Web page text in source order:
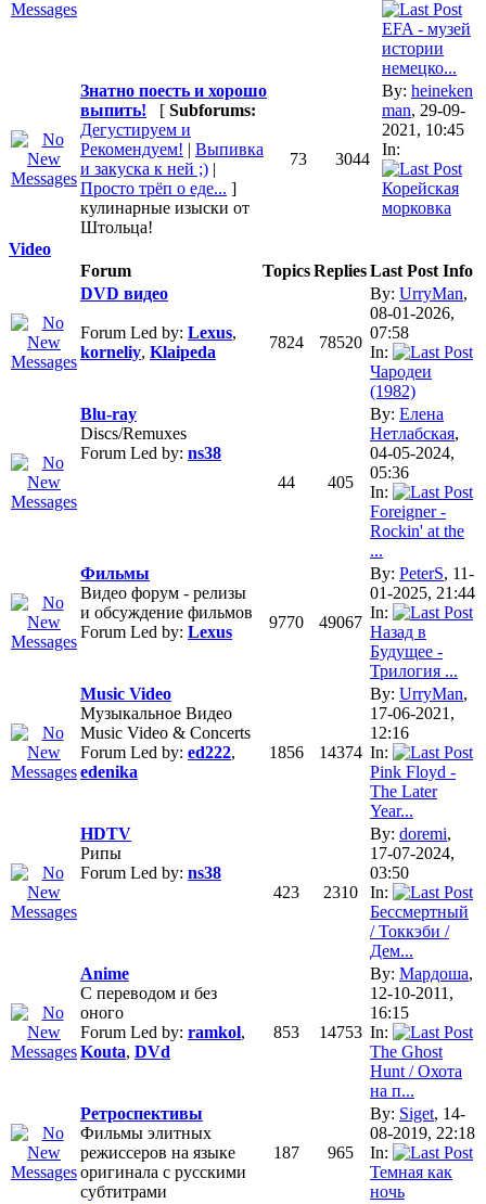
EFA - музей
истории
немецко...
Знатно поесть и хорошо
выпить!
[ Subforums:
Дегустируем и
Рекомендуем! | Выпивка
и закуска к ней ;) |
Просто трёп о еде... ]
кулинарные изыски от
Штольца!
73 3044
By: heineken
man, 29-09-
2021, 10:45
In:
Корейская
морковка
Video
Forum
TopicsRepliesLast Post Info
DVD видео
Forum Led by: Lexus,
korneliy, Klaipeda
7824 78520
By: UrryMan,
08-01-2026,
07:58
In:
Чародеи
(1982)
Blu-ray
Discs/Remuxes
Forum Led by: ns38
44
405
By: Елена
Нетлабская,
04-05-2024,
05:36
In:
Foreigner -
Rockin' at the
...
Фильмы
Видео форум - релизы
и обсуждение фильмов
Forum Led by: Lexus
9770 49067
By: PeterS, 11-
01-2025, 21:44
In:
Назад в
Будущее -
Трилогия ...
Music Video
Музыкальное Видео
Music Video & Concerts
Forum Led by: ed222,
edenika
1856 14374
By: UrryMan,
17-06-2021,
12:16
In:
Pink Floyd -
The Later
Year...
HDTV
Рипы
Forum Led by: ns38
423
2310
By: doremi,
17-07-2024,
03:50
In:
Бессмертный
/ Токкэби /
Дем...
Anime
С переводом и без
оного
Forum Led by: ramkol,
Kouta, DVd
853 14753
By: Мардоша,
12-10-2011,
16:15
In:
The Ghost
Hunt / Охота
на п...
Ретроспективы
Фильмы элитных
режиссеров на языке
оригинала с русскими
субтитрами
187 965
By: Siget, 14-
08-2019, 22:18
In:
Темная как
ночь